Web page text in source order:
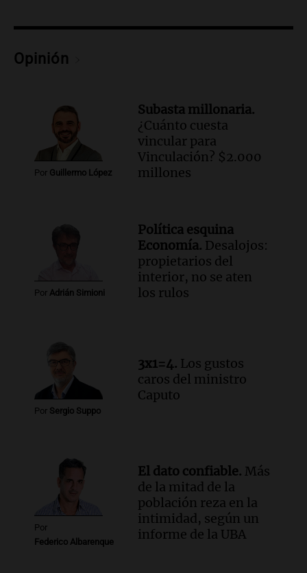
Audio.Mateo, a los 25 años, lucha
contra el tiempo: necesita un trasplante
para poder seguir viviend
Una mañana para todos
de julio será menor al 2,9% registrado
en CABA
Una mañana para todos
Audio.Altas Cumbres: rescataron a una
Episodios
Audio.
Chile planteó mejorar la
conectividad fronteriza, aérea y digital
con Jujuy
Panorama Federal
Opinión
Por Guillermo López
Subasta millonaria.
¿Cuánto cuesta
vincular para
Vinculación? $2.000
millones
Por Adrián Simioni
Política esquina
Economía. Desalojos:
propietarios del
interior, no se aten
los rulos
Por Sergio Suppo
3x1=4. Los gustos
caros del ministro
Caputo
Por
Federico Albarenque
El dato confiable. Más
de la mitad de la
población reza en la
intimidad, según un
informe de la UBA